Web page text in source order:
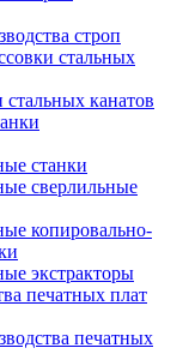
строп
стальных
стальных канатов
станки
сверлильные
копировально-
экстракторы
печатных плат
печатных